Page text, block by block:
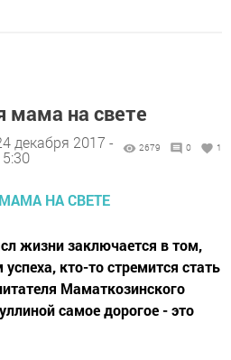
мама на свете
декабря 2017 -
2679 0 1
жизни заключается в том,
кто-то стремится стать
Маматкозинского
самое дорогое - это